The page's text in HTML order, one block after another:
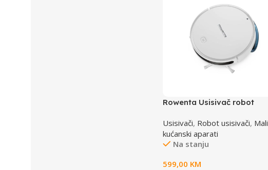
Rowenta Usisivač robot
Usisivači, Robot usisivači, Mali
kućanski aparati
Na stanju
599,00 KM